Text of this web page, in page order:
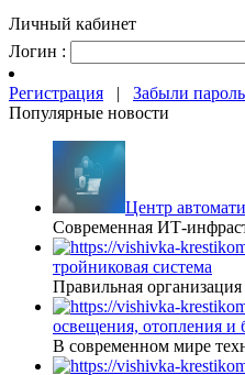
Личный кабинет
Логин :
Регистрация | Забыли
Популярные новости
Центр
Современная ИТ-
тройниковая система
Правильная
освещения, отопления и
В современном мире